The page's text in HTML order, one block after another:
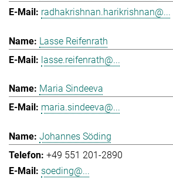
radhakrishnan.harikrishnan@...
Lasse Reifenrath
lasse.reifenrath@...
Maria Sindeeva
maria.sindeeva@...
Johannes Söding
+49 551 201-2890
soeding@...